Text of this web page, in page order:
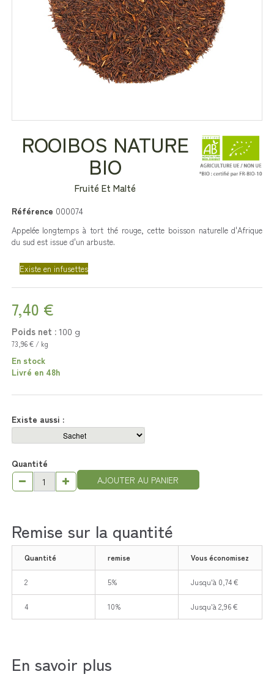
ROOIBOS NATURE
BIO
Fruité Et Malté
Référence 000074
Appelée longtemps à tort thé rouge, cette boisson naturelle d'Afrique
du sud est issue d'un arbuste.
Existe en infusettes
7,40 €
Poids net : 100 g
73,96 € / kg
En stock
Livré en 48h
Existe aussi :
Quantité
AJOUTER AU PANIER
Remise sur la quantité
Quantité remise Vous économisez
2 5% Jusqu'à 0,74 €
4 10% Jusqu'à 2,96 €
En savoir plus